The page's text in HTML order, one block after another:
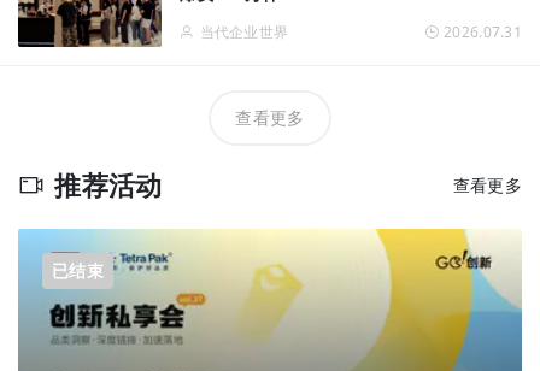
当代企业世界 2026.07.31
查看更多
推荐活动 查看更多
已结束